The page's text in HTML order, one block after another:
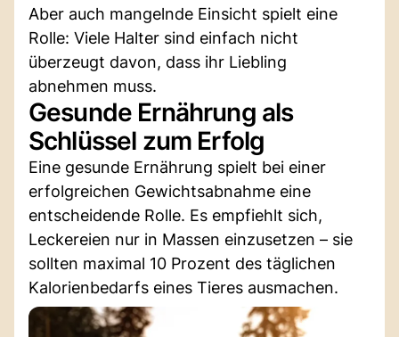
Aber auch mangelnde Einsicht spielt eine
Rolle: Viele Halter sind einfach nicht
überzeugt davon, dass ihr Liebling
abnehmen muss.
Gesunde Ernährung als
Schlüssel zum Erfolg
Eine gesunde Ernährung spielt bei einer
erfolgreichen Gewichtsabnahme eine
entscheidende Rolle. Es empfiehlt sich,
Leckereien nur in Massen einzusetzen – sie
sollten maximal 10 Prozent des täglichen
Kalorienbedarfs eines Tieres ausmachen.